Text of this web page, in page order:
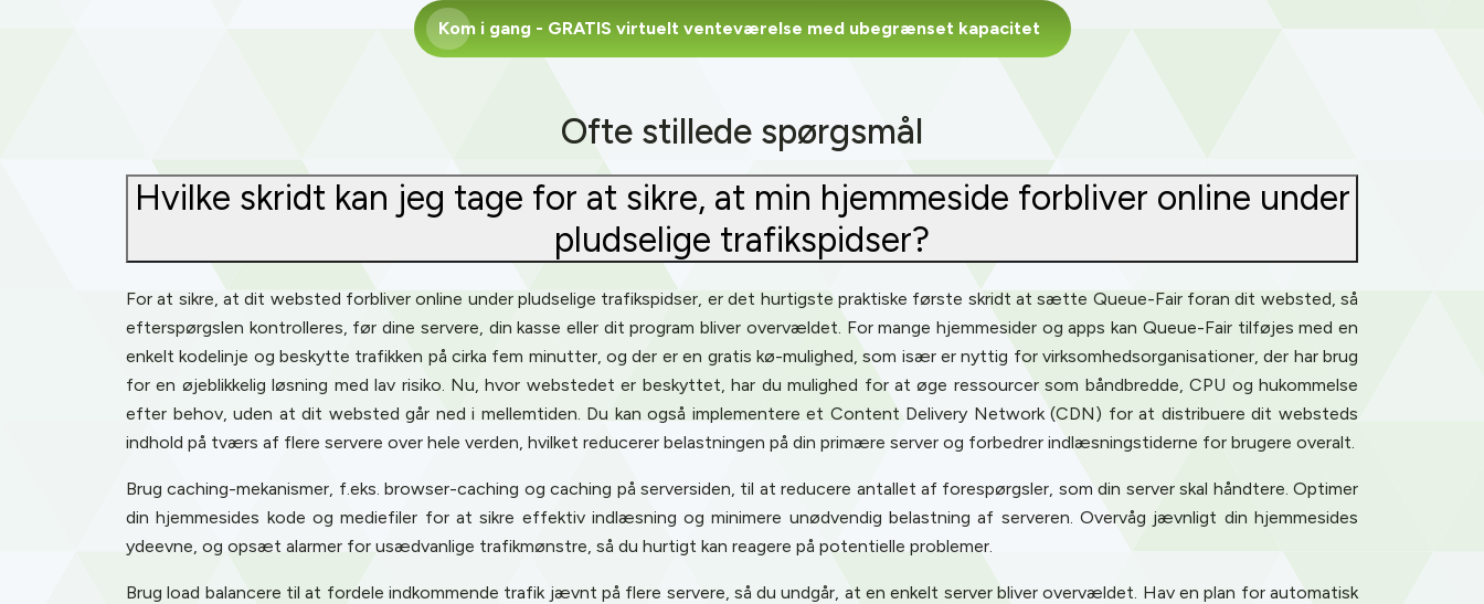
Kom i gang- GRATIS virtuelt venteværelse med ubegrænset kapacitet
Ofte stillede spørgsmål
Hvilke skridt kan jeg tage for at sikre, at min hjemmeside forbliver online under
pludselige trafikspidser?
For at sikre, at dit websted forbliver online under pludselige trafikspidser, er det hurtigste praktiske første skridt at sætte Queue-Fair foran dit websted, så
efterspørgslen kontrolleres, før dine servere, din kasse eller dit program bliver overvældet. For mange hjemmesider og apps kan Queue-Fair tilføjes med en
enkelt kodelinje og beskytte trafikken på cirka fem minutter, og der er en gratis kø-mulighed, som især er nyttig for virksomhedsorganisationer, der har brug
for en øjeblikkelig løsning med lav risiko. Nu, hvor webstedet er beskyttet, har du mulighed for at øge ressourcer som båndbredde, CPU og hukommelse
efter behov, uden at dit websted går ned i mellemtiden. Du kan også implementere et Content Delivery Network (CDN) for at distribuere dit websteds
indhold på tværs af flere servere over hele verden, hvilket reducerer belastningen på din primære server og forbedrer indlæsningstiderne for brugere overalt.
Brug caching-mekanismer, f.eks. browser-caching og caching på serversiden, til at reducere antallet af forespørgsler, som din server skal håndtere. Optimer
din hjemmesides kode og mediefiler for at sikre effektiv indlæsning og minimere unødvendig belastning af serveren. Overvåg jævnligt din hjemmesides
ydeevne, og opsæt alarmer for usædvanlige trafikmønstre, så du hurtigt kan reagere på potentielle problemer.
Brug load balancere til at fordele indkommende trafik jævnt på flere servere, så du undgår, at en enkelt server bliver overvældet. Hav en plan for automatisk